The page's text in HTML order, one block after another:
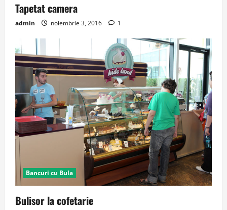
Tapetat camera
admin noiembrie 3, 2016 1
Bancuri cu Bula
Bulisor la cofetarie